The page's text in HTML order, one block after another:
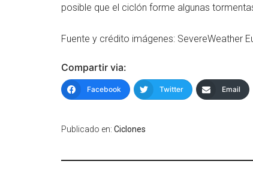
posible que el ciclón forme algunas
Fuente y crédito imágenes: SevereWeather
Compartir via:
Facebook Twitter Email
Publicado en: Ciclones